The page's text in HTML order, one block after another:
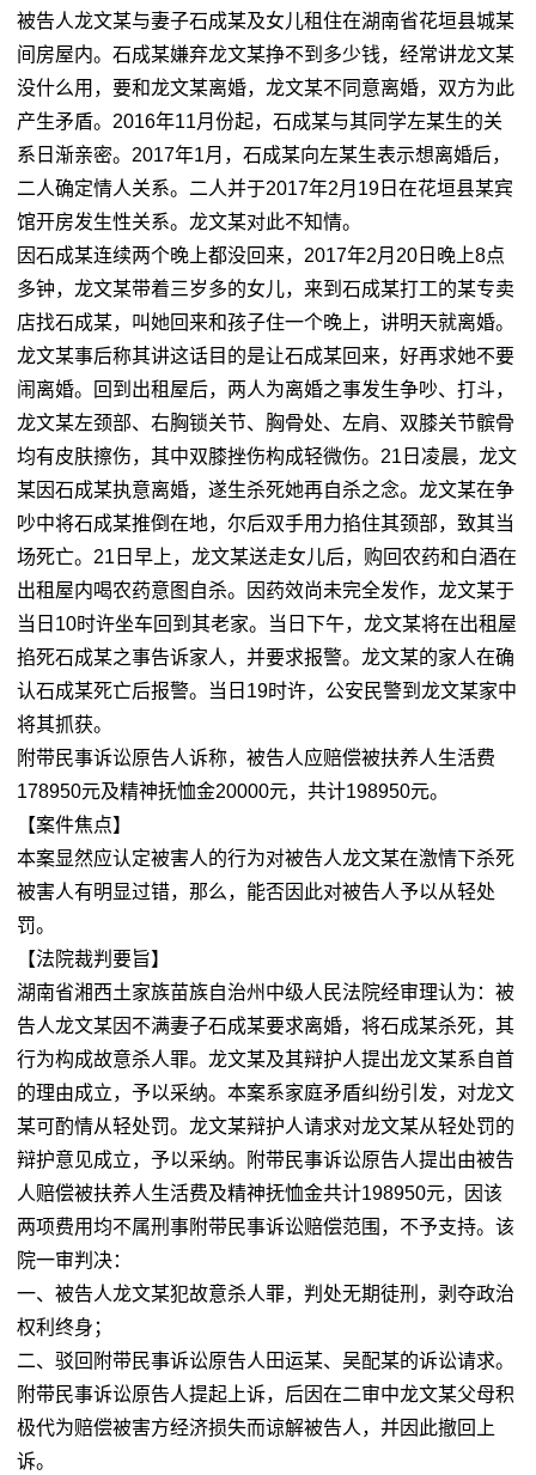
被告人龙文某与妻子石成某及女儿租住在湖南省花垣县城某
间房屋内。石成某嫌弃龙文某挣不到多少钱，经常讲龙文某
没什么用，要和龙文某离婚，龙文某不同意离婚，双方为此
产生矛盾。2016年11月份起，石成某与其同学左某生的关
系日渐亲密。2017年1月，石成某向左某生表示想离婚后，
二人确定情人关系。二人并于2017年2月19日在花垣县某宾
馆开房发生性关系。龙文某对此不知情。
因石成某连续两个晚上都没回来，2017年2月20日晚上8点
多钟，龙文某带着三岁多的女儿，来到石成某打工的某专卖
店找石成某，叫她回来和孩子住一个晚上，讲明天就离婚。
龙文某事后称其讲这话目的是让石成某回来，好再求她不要
闹离婚。回到出租屋后，两人为离婚之事发生争吵、打斗，
龙文某左颈部、右胸锁关节、胸骨处、左肩、双膝关节髌骨
均有皮肤擦伤，其中双膝挫伤构成轻微伤。21日凌晨，龙文
某因石成某执意离婚，遂生杀死她再自杀之念。龙文某在争
吵中将石成某推倒在地，尔后双手用力掐住其颈部，致其当
场死亡。21日早上，龙文某送走女儿后，购回农药和白酒在
出租屋内喝农药意图自杀。因药效尚未完全发作，龙文某于
当日10时许坐车回到其老家。当日下午，龙文某将在出租屋
掐死石成某之事告诉家人，并要求报警。龙文某的家人在确
认石成某死亡后报警。当日19时许，公安民警到龙文某家中
将其抓获。
附带民事诉讼原告人诉称，被告人应赔偿被扶养人生活费
178950元及精神抚恤金20000元，共计198950元。
【案件焦点】
本案显然应认定被害人的行为对被告人龙文某在激情下杀死
被害人有明显过错，那么，能否因此对被告人予以从轻处
罚。
【法院裁判要旨】
湖南省湘西土家族苗族自治州中级人民法院经审理认为：被
告人龙文某因不满妻子石成某要求离婚，将石成某杀死，其
行为构成故意杀人罪。龙文某及其辩护人提出龙文某系自首
的理由成立，予以采纳。本案系家庭矛盾纠纷引发，对龙文
某可酌情从轻处罚。龙文某辩护人请求对龙文某从轻处罚的
辩护意见成立，予以采纳。附带民事诉讼原告人提出由被告
人赔偿被扶养人生活费及精神抚恤金共计198950元，因该
两项费用均不属刑事附带民事诉讼赔偿范围，不予支持。该
院一审判决：
一、被告人龙文某犯故意杀人罪，判处无期徒刑，剥夺政治
权利终身；
二、驳回附带民事诉讼原告人田运某、吴配某的诉讼请求。
附带民事诉讼原告人提起上诉，后因在二审中龙文某父母积
极代为赔偿被害方经济损失而谅解被告人，并因此撤回上
诉。